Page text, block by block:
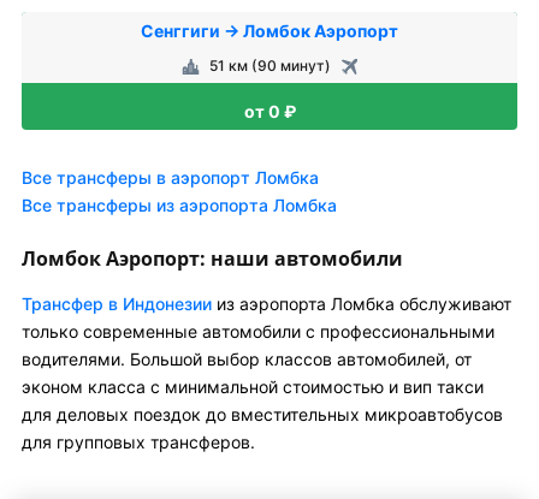
Сенггиги → Ломбок Аэропорт
51 км (90 минут)
от 0 ₽
Все трансферы в аэропорт Ломбка
Все трансферы из аэропорта Ломбка
Ломбок Аэропорт: наши автомобили
Трансфер в Индонезии из аэропорта Ломбка обслуживают
только современные автомобили с профессиональными
водителями. Большой выбор классов автомобилей, от
эконом класса с минимальной стоимостью и вип такси
для деловых поездок до вместительных микроавтобусов
для групповых трансферов.